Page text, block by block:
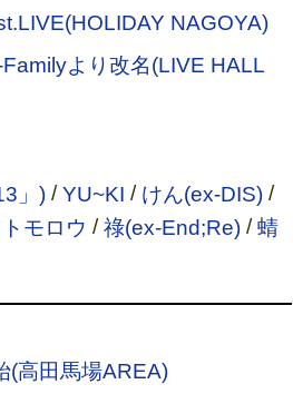
NAGOYA)
Familyより改名(LIVE HALL
」)/YU~KI / けん(ex-DIS)/
モロウ /祿(ex-End;Re)/蜻
(高田馬場AREA)